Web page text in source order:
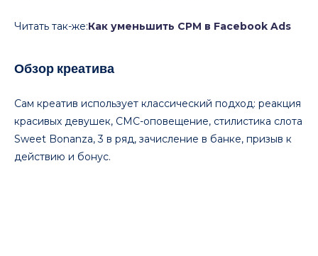
Читать так-же:Как уменьшить CPM в Facebook Ads
Обзор креатива
Сам креатив использует классический подход: реакция
красивых девушек, СМС-оповещение, стилистика слота
Sweet Bonanza, 3 в ряд, зачисление в банке, призыв к
действию и бонус.